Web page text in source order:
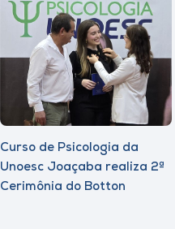
Curso de Psicologia da
Unoesc Joaçaba realiza 2ª
Cerimônia do Botton